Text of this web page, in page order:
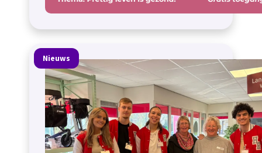
Nieuws